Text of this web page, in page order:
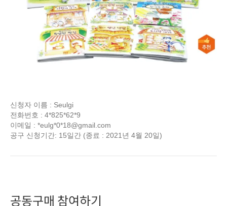
신청자 이름 : Seulgi
전화번호 : 4*825*62*9
이메일 : *eulg*0*18@gmail.com
공구 신청기간: 15일간 (종료 : 2021년 4월 20일)
공동구매 참여하기